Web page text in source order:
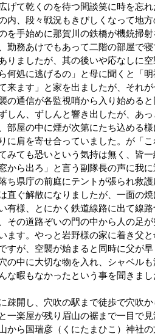
げて乾くのを待つ間談笑に時を忘
内、段々戦況もきびしくなって地
を手始めに那賀川の鉄橋が機銃掃
勤務あけでもあって二階の部屋で
りましたが、其の後いや応なしに
何処に逃げるの」と母に聞くと「
来ます」と家を出ましたが、それ
の通信が各監視哨から入り始める
しん、ずしんと響き出したが、あ
部屋の中に煙が次第にたち込める
に肩を寄せ合っていました。が「
みても恐いという気持は無く、皆
から出ろ」と言う副隊長の声に我
ち県庁の前庭にテントが張られ救
直ぐ解散になりましたが、一面の
有様、とにかく鉄道線路に出て線
その道路ぞいの門の中から人の足
ます。やっと岩野様の家に着き父
すが、空襲が始まると同時に父が
の中に大切な物を入れ、シャベル
な暇もなかったという事を聞きま
疎開し、穴吹の駅まで徒歩で穴吹
一楽屋が残り眉山の裾まで一目で
から国瑞彦（くにたまひこ）神社